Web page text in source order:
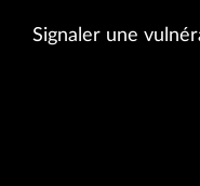
Signaler une